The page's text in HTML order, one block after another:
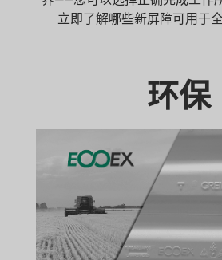
立即了解哪些新屏障可用于
环保